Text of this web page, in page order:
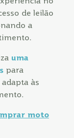
de leilão
a
uma
para
às
moto